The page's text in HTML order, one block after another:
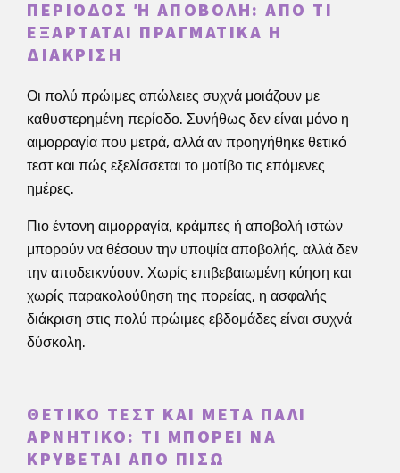
ΠΕΡΊΟΔΟΣ Ή ΑΠΟΒΟΛΉ: ΑΠΌ ΤΙ Ε
ΞΑΡΤΆΤΑΙ ΠΡΑΓΜΑΤΙΚΆ Η Δ
ΙΆΚΡΙΣΗ
Οι πολύ πρώιμες απώλειες συχνά μοιάζουν με
καθυστερημένη περίοδο. Συνήθως δεν είναι μόνο η
αιμορραγία που μετρά, αλλά αν προηγήθηκε θετικό
τεστ και πώς εξελίσσεται το μοτίβο τις επόμενες
ημέρες.
Πιο έντονη αιμορραγία, κράμπες ή αποβολή ιστών
μπορούν να θέσουν την υποψία αποβολής, αλλά δεν
την αποδεικνύουν. Χωρίς επιβεβαιωμένη κύηση και
χωρίς παρακολούθηση της πορείας, η ασφαλής
διάκριση στις πολύ πρώιμες εβδομάδες είναι συχνά
δύσκολη.
ΘΕΤΙΚΌ ΤΕΣΤ ΚΑΙ ΜΕΤΆ ΠΆΛΙ
ΑΡΝΗΤΙΚΌ: ΤΙ ΜΠΟΡΕΊ ΝΑ
ΚΡΎΒΕΤΑΙ ΑΠΌ ΠΊΣΩ